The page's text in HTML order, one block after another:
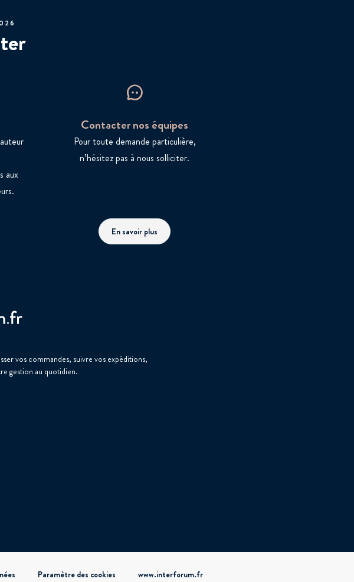
aux
Contacter nos équipes
Pour toute demande particulière,
n’hésitez pas à nous solliciter.
En savoir plus
vos commandes, suivre vos expéditions,
gestion au quotidien.
Paramètre des cookies www.interforum.fr